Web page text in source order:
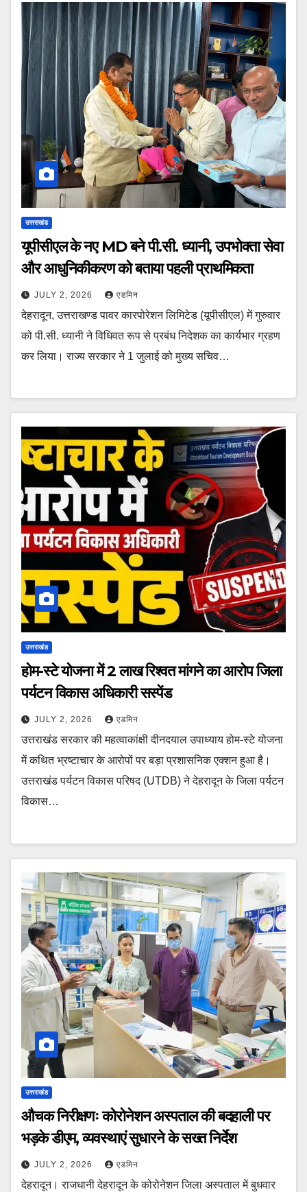
उत्तराखंड
यूपीसीएल के नए MD बने पी.सी. ध्यानी, उपभोक्ता सेवा
और आधुनिकीकरण को बताया पहली प्राथमिकता
JULY 2, 2026 एडमिन
देहरादून, उत्तराखण्ड पावर कारपोरेशन लिमिटेड (यूपीसीएल) में गुरुवार
को पी.सी. ध्यानी ने विधिवत रूप से प्रबंध निदेशक का कार्यभार ग्रहण
कर लिया। राज्य सरकार ने 1 जुलाई को मुख्य सचिव…
उत्तराखंड
होम-स्टे योजना में 2 लाख रिश्वत मांगने का आरोप जिला
पर्यटन विकास अधिकारी सस्पेंड
JULY 2, 2026 एडमिन
उत्तराखंड सरकार की महत्वाकांक्षी दीनदयाल उपाध्याय होम-स्टे योजना
में कथित भ्रष्टाचार के आरोपों पर बड़ा प्रशासनिक एक्शन हुआ है।
उत्तराखंड पर्यटन विकास परिषद (UTDB) ने देहरादून के जिला पर्यटन
विकास…
उत्तराखंड
औचक निरीक्षणः कोरोनेशन अस्पताल की बदहाली पर
भड़के डीएम, व्यवस्थाएं सुधारने के सख्त निर्देश
JULY 2, 2026 एडमिन
देहरादून। राजधानी देहरादून के कोरोनेशन जिला अस्पताल में बुधवार